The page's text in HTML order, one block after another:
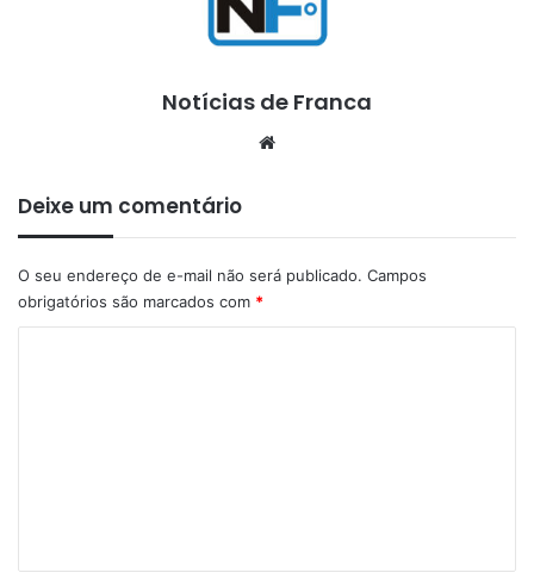
Notícias de Franca
Deixe um comentário
O seu endereço de e-mail não será publicado. Campos
obrigatórios são marcados com *